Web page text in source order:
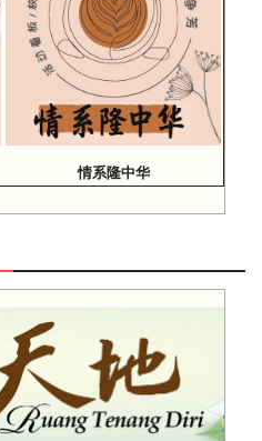
情系隆中华